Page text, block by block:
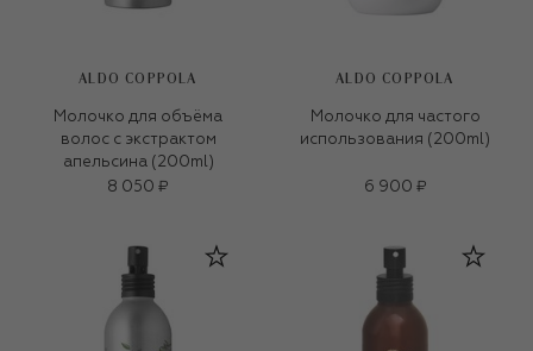
ALDO COPPOLA
Молочко для объёма
волос с экстрактом
апельсина (200ml)
8 050 ₽
ALDO COPPOLA
Молочко для частого
использования (200ml)
6 900 ₽